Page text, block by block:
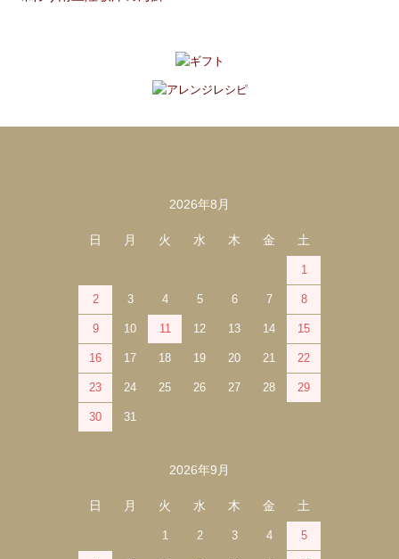
2026年8月
日 月 火 水 木 金 土
1
2 3 4 5 6 7 8
9 10 11 12 13 14 15
16 17 18 19 20 21 22
23 24 25 26 27 28 29
30 31
2026年9月
日 月 火 水 木 金 土
1 2 3 4 5